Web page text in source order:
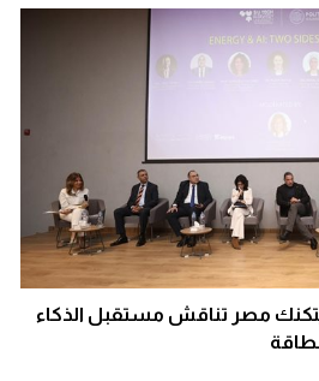
مصر تناقش مستقبل الذكاء